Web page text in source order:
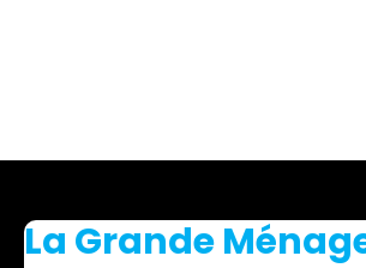
La Grande